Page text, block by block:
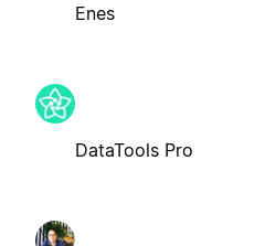
Enes
DataTools Pro